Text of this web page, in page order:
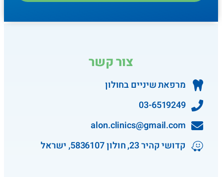
צור קשר
מרפאת שיניים בחולון
03-6519249
alon.clinics@gmail.com
קדושי קהיר 23, חולון 5836107, ישראל